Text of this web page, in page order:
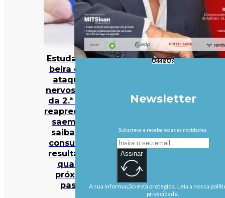
Estudantes à
beira de um
ataque de
nervos. Notas
da 2.ª fase e
reapreciações
saem hoje:
saiba onde
consultar os
resultados e
quais os
próximos
passos
ASSINAR
Newsletter
Subscreva e receba todas as novidades.
Assinar
A sua informação está protegida. Leia a nossa
privacidade.